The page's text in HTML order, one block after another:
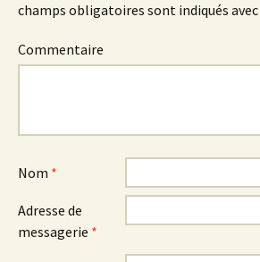
champs obligatoires sont indiqués avec
Commentaire
Nom *
Adresse de
messagerie *